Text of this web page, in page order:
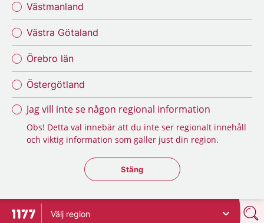
Västmanland
Västra Götaland
Örebro län
Östergötland
Jag vill inte se någon regional information
Obs! Detta val innebär att du inte ser regionalt innehåll
och viktig information som gäller just din region.
Stäng regionsväljaren
Stäng
Till startsidan för 1177
Välj region